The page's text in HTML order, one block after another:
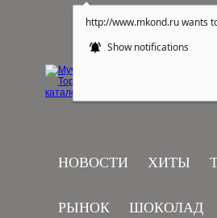
http://www.mkond.ru wants
Show notifications
НОВОСТИ ХИТЫ
РЫНОК ШОКОЛАД